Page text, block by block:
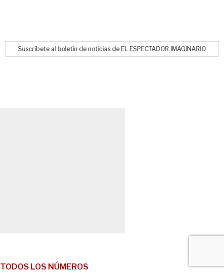
Suscríbete al boletín de noticias de EL ESPECTADOR IMAGINARIO
TODOS LOS NÚMEROS